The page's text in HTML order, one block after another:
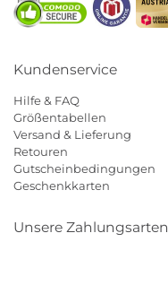
Kundenservice
Hilfe & FAQ
Größentabellen
Versand & Lieferung
Retouren
Gutscheinbedingungen
Geschenkkarten
Unsere Zahlungsarten